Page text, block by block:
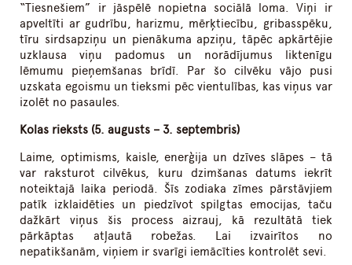
“Tiesnešiem” ir jāspēlē nopietna sociālā loma. Viņi ir
apveltīti ar gudrību, harizmu, mērķtiecību, gribasspēku,
tīru sirdsapziņu un pienākuma apziņu, tāpēc apkārtējie
uzklausa viņu padomus un norādījumus liktenīgu
lēmumu pieņemšanas brīdī. Par šo cilvēku vājo pusi
uzskata egoismu un tieksmi pēc vientulības, kas viņus var
izolēt no pasaules.
Kolas rieksts (5. augusts – 3. septembris)
Laime, optimisms, kaisle, enerģija un dzīves slāpes – tā
var raksturot cilvēkus, kuru dzimšanas datums iekrīt
noteiktajā laika periodā. Šīs zodiaka zīmes pārstāvjiem
patīk izklaidēties un piedzīvot spilgtas emocijas, taču
dažkārt viņus šis process aizrauj, kā rezultātā tiek
pārkāptas atļautā robežas. Lai izvairītos no
nepatikšanām, viņiem ir svarīgi iemācīties kontrolēt sevi.